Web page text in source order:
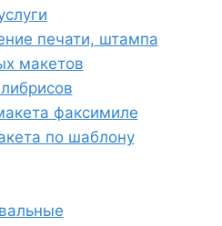
печати, штампа
макетов
факсимиле
по шаблону